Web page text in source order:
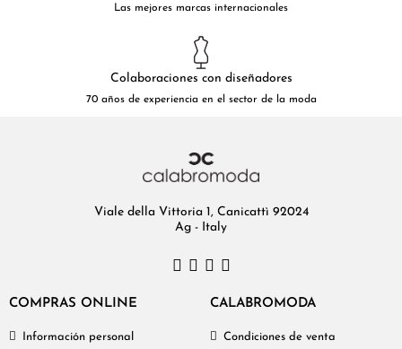
Las mejores marcas internacionales
Colaboraciones con diseñadores
70 años de experiencia en el sector de la moda
Viale della Vittoria 1, Canicattì 92024
Ag - Italy
COMPRAS ONLINE
Información personal
CALABROMODA
Condiciones de venta